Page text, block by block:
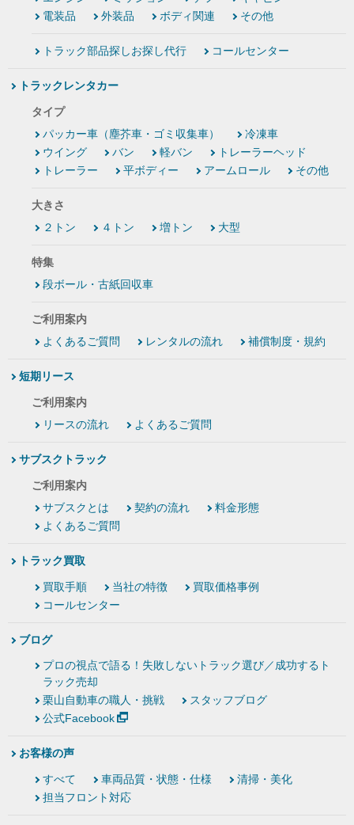
電装品
外装品 ボディ関連 その他
トラック部品探しお探し代行 コールセンター
トラックレンタカー
タイプ
パッカー車（塵芥車・ゴミ収集車）
冷凍車
ウイング
バン 軽バン
トレーラーヘッド
トレーラー
平ボディー アームロール その他
大きさ
２トン
４トン 増トン 大型
特集
段ボール・古紙回収車
ご利用案内
よくあるご質問
レンタルの流れ 補償制度・規約
短期リース
ご利用案内
リースの流れ
よくあるご質問
サブスクトラック
ご利用案内
サブスクとは
契約の流れ
料金形態
よくあるご質問
トラック買取
買取手順 当社の特徴
買取価格事例
コールセンター
ブログ
プロの視点で語る！失敗しないトラック選び／成功するト
ラック売却
栗山自動車の職人・挑戦
スタッフブログ
公式Facebook
お客様の声
すべて 車両品質・状態・仕様
清掃・美化
担当フロント対応